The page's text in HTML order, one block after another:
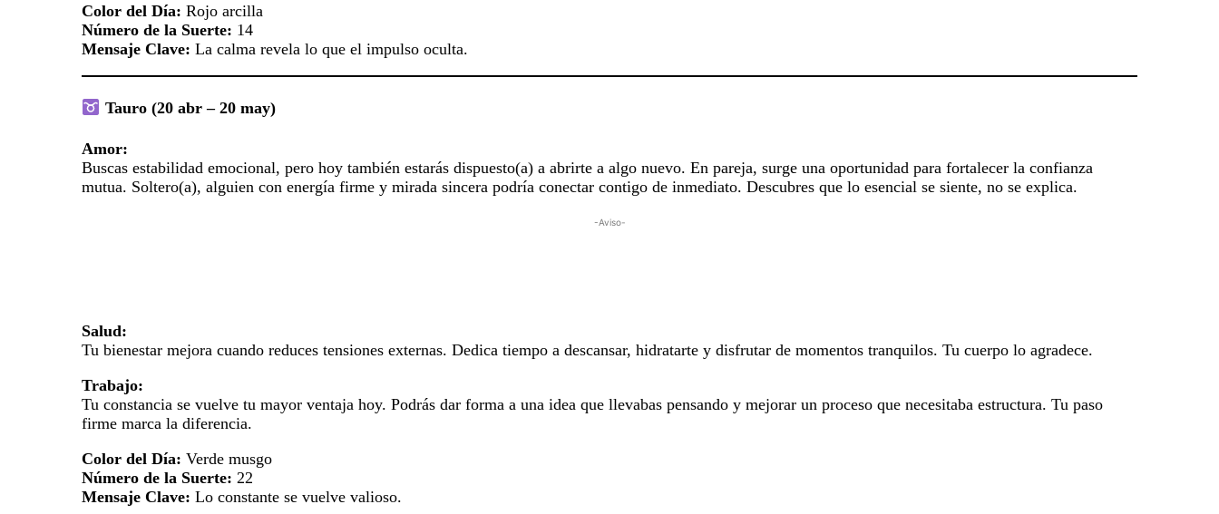
Color del Día: Rojo arcilla
Número de la Suerte: 14
Mensaje Clave: La calma revela lo que el impulso oculta.
Tauro (20 abr – 20 may)
Amor:
Buscas estabilidad emocional, pero hoy también estarás dispuesto(a) a abrirte a algo nuevo. En pareja, surge una oportunidad para fortalecer la confianza
mutua. Soltero(a), alguien con energía firme y mirada sincera podría conectar contigo de inmediato. Descubres que lo esencial se siente, no se explica.
-Aviso-
Salud:
Tu bienestar mejora cuando reduces tensiones externas. Dedica tiempo a descansar, hidratarte y disfrutar de momentos tranquilos. Tu cuerpo lo agradece.
Trabajo:
Tu constancia se vuelve tu mayor ventaja hoy. Podrás dar forma a una idea que llevabas pensando y mejorar un proceso que necesitaba estructura. Tu paso
firme marca la diferencia.
Color del Día: Verde musgo
Número de la Suerte: 22
Mensaje Clave: Lo constante se vuelve valioso.